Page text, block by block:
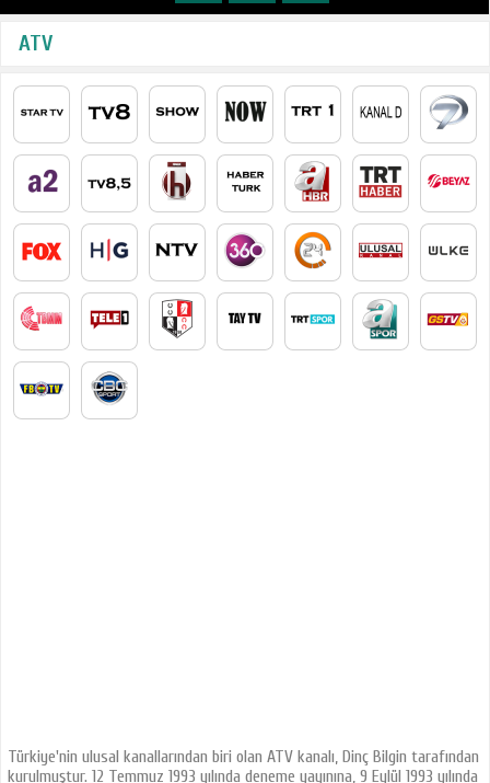
ATV
Türkiye'nin ulusal kanallarından biri olan ATV kanalı, Dinç Bilgin tarafından
kurulmuştur. 12 Temmuz 1993 yılında deneme yayınına, 9 Eylül 1993 yılında